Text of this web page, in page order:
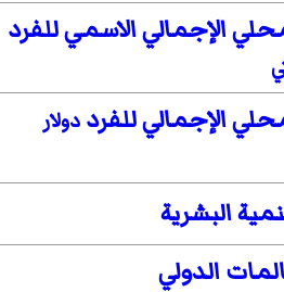
الإجمالي الاسمي للفرد
الإجمالي للفرددولار
البشرية
الدولي